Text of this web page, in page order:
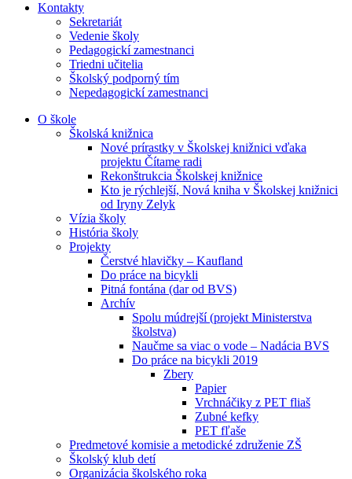
Kontakty
Sekretariát
Vedenie školy
Pedagogickí zamestnanci
Triedni učitelia
Školský podporný tím
Nepedagogickí zamestnanci
O škole
Školská knižnica
Nové prírastky v Školskej knižnici vďaka
projektu Čítame radi
Rekonštrukcia Školskej knižnice
Kto je rýchlejší, Nová kniha v Školskej knižnici
od Iryny Zelyk
Vízia školy
História školy
Projekty
Čerstvé hlavičky – Kaufland
Do práce na bicykli
Pitná fontána (dar od BVS)
Archív
Spolu múdrejší (projekt Ministerstva
školstva)
Naučme sa viac o vode – Nadácia BVS
Do práce na bicykli 2019
Zbery
Papier
Vrchnáčiky z PET fliaš
Zubné kefky
PET fľaše
Predmetové komisie a metodické združenie ZŠ
Školský klub detí
Organizácia školského roka